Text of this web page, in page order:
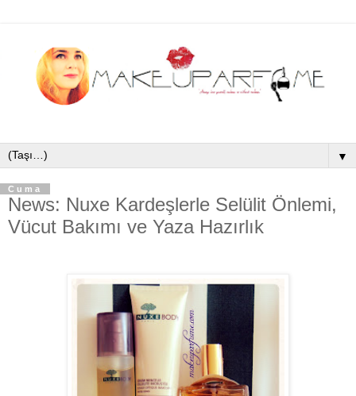
▼
Cuma
News: Nuxe Kardeşlerle Selülit Önlemi,
Vücut Bakımı ve Yaza Hazırlık